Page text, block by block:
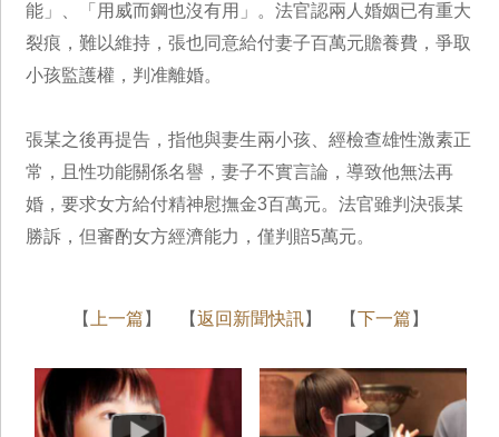
能」、「用威而鋼也沒有用」。法官認兩人婚姻已有重大
裂痕，難以維持，張也同意給付妻子百萬元贍養費，爭取
小孩監護權，判准離婚。
張某之後再提告，指他與妻生兩小孩、經檢查雄性激素正
常，且性功能關係名譽，妻子不實言論，導致他無法再
婚，要求女方給付精神慰撫金3百萬元。法官雖判決張某
勝訴，但審酌女方經濟能力，僅判賠5萬元。
【 上一篇 】 【返回新聞快訊】 【下一篇 】